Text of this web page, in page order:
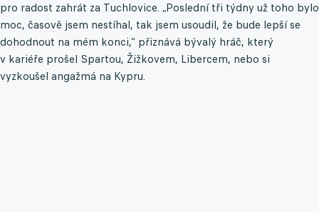
pro radost zahrát za Tuchlovice. „Poslední tři týdny už toho bylo
moc, časově jsem nestíhal, tak jsem usoudil, že bude lepší se
dohodnout na mém konci,“ přiznává bývalý hráč, který
v kariéře prošel Spartou, Žižkovem, Libercem, nebo si
vyzkoušel angažmá na Kypru.